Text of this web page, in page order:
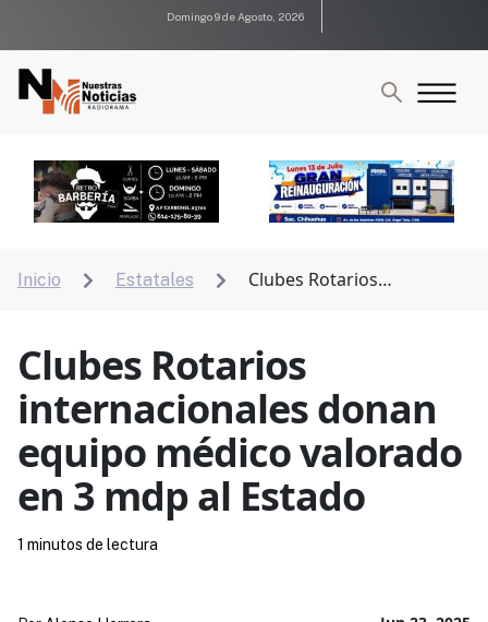
Domingo 9 de Agosto, 2026
Inicio  Estatales 
Clubes Rotarios
Clubes Rotarios
internacionales donan
equipo médico valorado
en 3 mdp al Estado
1 minutos de lectura